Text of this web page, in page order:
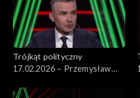
Trójkąt polityczny
17.02.2026 – Przemysław